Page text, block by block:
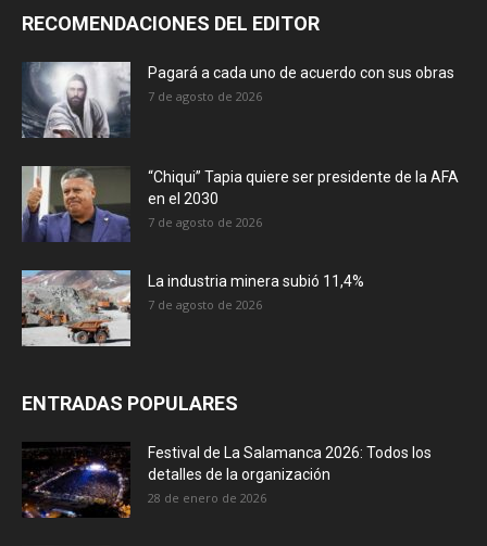
RECOMENDACIONES DEL EDITOR
Pagará a cada uno de acuerdo con sus obras
7 de agosto de 2026
“Chiqui” Tapia quiere ser presidente de la AFA
en el 2030
7 de agosto de 2026
La industria minera subió 11,4%
7 de agosto de 2026
ENTRADAS POPULARES
Festival de La Salamanca 2026: Todos los
detalles de la organización
28 de enero de 2026